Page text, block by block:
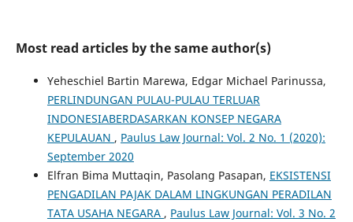
Most read articles by the same author(s)
Yeheschiel Bartin Marewa, Edgar Michael Parinussa,
PERLINDUNGAN PULAU-PULAU TERLUAR
INDONESIABERDASARKAN KONSEP NEGARA
KEPULAUAN , Paulus Law Journal: Vol. 2 No. 1 (2020):
September 2020
Elfran Bima Muttaqin, Pasolang Pasapan, EKSISTENSI
PENGADILAN PAJAK DALAM LINGKUNGAN PERADILAN
TATA USAHA NEGARA , Paulus Law Journal: Vol. 3 No. 2